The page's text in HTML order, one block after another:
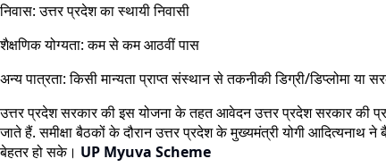
निवास: उत्तर प्रदेश का स्थायी निवासी
शैक्षणिक योग्यता: कम से कम आठवीं पास
अन्य पात्रता: किसी मान्यता प्राप्त संस्थान से तकनीकी डिग्री/डिप्लोमा
उत्तर प्रदेश सरकार की इस योजना के तहत आवेदन उत्तर प्रदेश सरकार की
जाते हैं. समीक्षा बैठकों के दौरान उत्तर प्रदेश के मुख्यमंत्री योगी
बेहतर हो सके। UP Myuva Scheme